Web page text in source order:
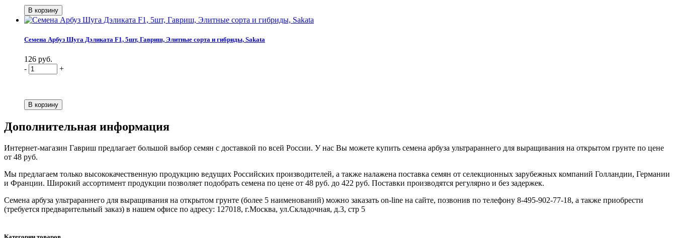
Семена Арбуз Шуга Дэликата F1, 5шт, Гавриш, Элитные сорта и гибриды, Sakata
126 руб.
-
+
Дополнительная информация
Интернет-магазин Гавриш предлагает большой выбор семян с доставкой по всей России. У нас Вы можете купить семена арбуза ультрараннего для выращивания на открытом грунте по цене
от 48 руб.
Мы предлагаем только высококачественную продукцию ведущих Российских производителей, а также налажена поставка семян от селекционных зарубежных компаний Голландии, Германии
и Франции. Широкий ассортимент продукции позволяет подобрать семена по цене от 48 руб. до 422 руб. Поставки производятся регулярно и без задержек.
Семена арбуза ультрараннего для выращивания на открытом грунте (более 5 наименований) можно заказать on-line на сайте, позвонив по телефону 8-495-902-77-18, а также приобрести
(требуется предварительный заказ) в нашем офисе по адресу: 127018, г.Москва, ул.Складочная, д.3, стр 5